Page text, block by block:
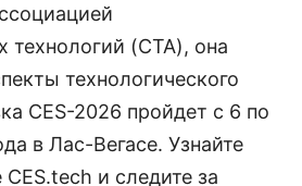
технологий (CTA), она
технологического
CES-2026 пройдет с 6 по
в Лас-Вегасе. Узнайте
и следите за